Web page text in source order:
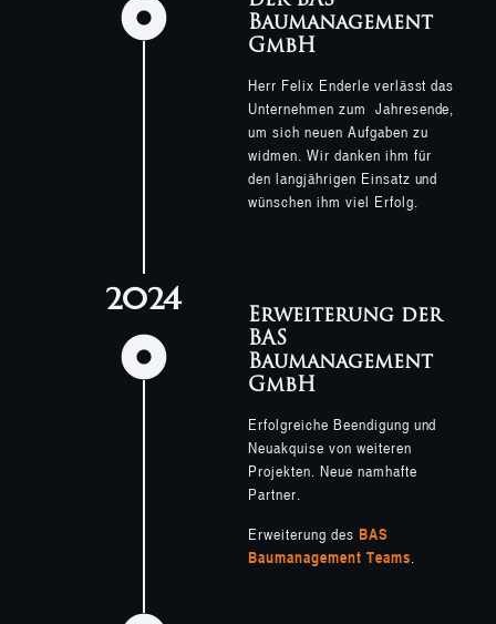
Baumanagement
GmbH
Herr Felix Enderle verlässt das
Unternehmen zum Jahresende,
um sich neuen Aufgaben zu
widmen. Wir danken ihm für
den langjährigen Einsatz und
wünschen ihm viel Erfolg.
2024
Erweiterung der
BAS
Baumanagement
GmbH
Erfolgreiche Beendigung und
Neuakquise von weiteren
Projekten. Neue namhafte
Partner.
Erweiterung des BAS
Baumanagement Teams